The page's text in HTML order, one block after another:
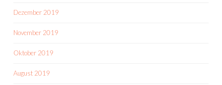
Dezember 2019
November 2019
Oktober 2019
August 2019